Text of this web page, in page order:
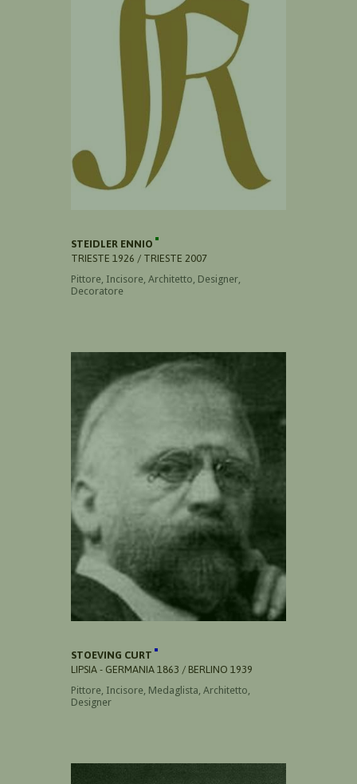
STEIDLER ENNIO
TRIESTE 1926 / TRIESTE 2007
Pittore, Incisore, Architetto, Designer,
Decoratore
STOEVING CURT
LIPSIA - GERMANIA 1863 / BERLINO 1939
Pittore, Incisore, Medaglista, Architetto,
Designer